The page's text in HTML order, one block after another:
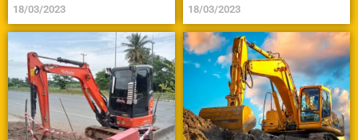
18/03/2023 18/03/2023